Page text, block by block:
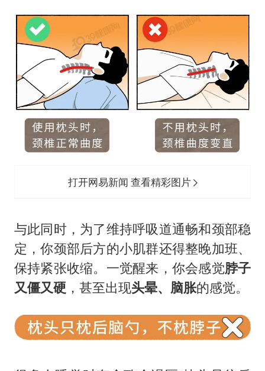
打开网易新闻 查看精彩图片
与此同时，为了维持呼吸道通畅和颈部稳
定，你颈部后方的小肌群还得整晚加班、
保持紧张收缩。一觉醒来，你会感觉脖子
又僵又硬 ，甚至出现头晕、脑胀的感觉。